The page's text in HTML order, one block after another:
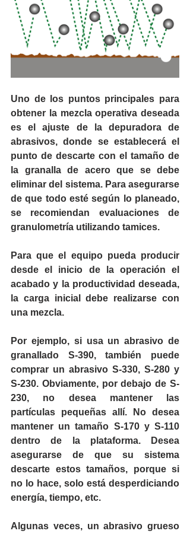
Uno de los puntos principales para
obtener la mezcla operativa deseada
es el ajuste de la depuradora de
abrasivos, donde se establecerá el
punto de descarte con el tamaño de
la granalla de acero que se debe
eliminar del sistema. Para asegurarse
de que todo esté según lo planeado,
se recomiendan evaluaciones de
granulometría utilizando tamices.
Para que el equipo pueda producir
desde el inicio de la operación el
acabado y la productividad deseada,
la carga inicial debe realizarse con
una mezcla.
Por ejemplo, si usa un abrasivo de
granallado S-390, también puede
comprar un abrasivo S-330, S-280 y
S-230. Obviamente, por debajo de S-
230, no desea mantener las
partículas pequeñas allí. No desea
mantener un tamaño S-170 y S-110
dentro de la plataforma. Desea
asegurarse de que su sistema
descarte estos tamaños, porque si
no lo hace, solo está desperdiciando
energía, tiempo, etc.
Algunas veces, un abrasivo grueso